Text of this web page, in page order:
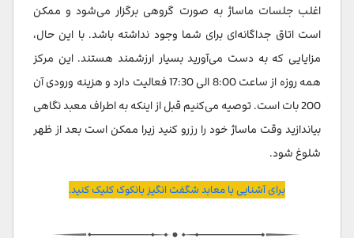
اغلب جلسات ماساژ به صورت گروهی برگزار می‌‌شود و ممکن
است اتاق جداگانه‌ای برای شما وجود نداشته باشد. با این حال،
مزایایی که به دست می‌آورید بسیار ارزشمند هستند. این مرکز
همه روزه از ساعت 8:00 الی 17:30 فعالیت دارد و هزینه ورودی آن
200 بات است. توصیه می‌کنیم قبل از اینکه به اطراف معبد نگاهی
بیاندازید وقت ماساژ خود را رزرو کنید زیرا ممکن است بعد از ظهر
شلوغ شود.
برای آشنایی با معابد شگفت انگیز بانکوک کلیک کنید.